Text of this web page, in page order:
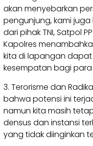
akan menyebarkan
pengunjung, kami
dari pihak TNI, Satpol
Kapolres
kita di lapangan
kesempatan bagi para
3. Terorisme dan
bahwa potensi ini
namun kita masih
densus dan instansi
yang tidak diinginkan